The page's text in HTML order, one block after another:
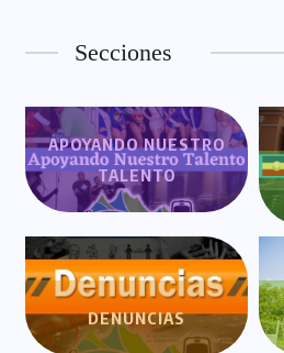
Secciones
APOYANDO NUESTRO
TALENTO
DENUNCIAS